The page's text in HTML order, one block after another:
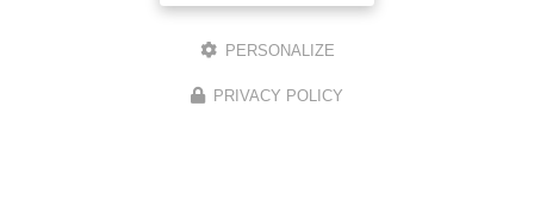
PERSONALIZE
PRIVACY POLICY